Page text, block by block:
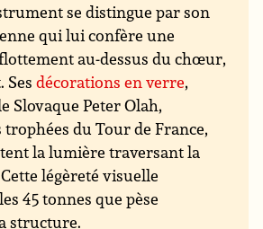
se distingue par son
qui lui confère une
au-dessus du chœur,
Sesdécorations en verre,
Slovaque Peter Olah,
du Tour de France,
la lumière traversant la
légèreté visuelle
45 tonnes que pèse
structure.